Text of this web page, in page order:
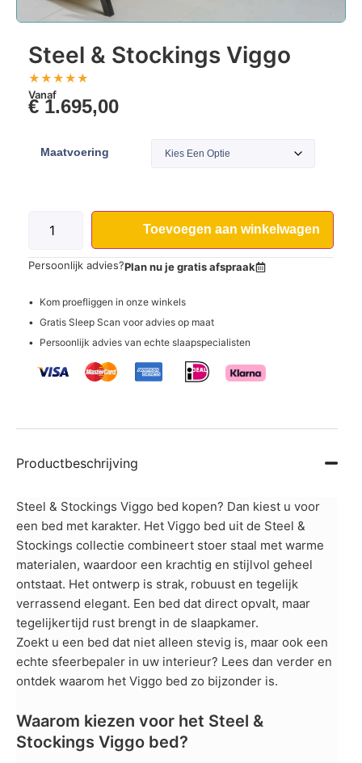
Steel & Stockings Viggo
★★★★★
Vanaf
€1.695,00
Maatvoering
Toevoegen aan winkelwagen
Persoonlijk advies?Plan nu je gratis afspraak
Kom proefliggen in onze winkels
Gratis Sleep Scan voor advies op maat
Persoonlijk advies van echte slaapspecialisten
Productbeschrijving
Steel & Stockings Viggo bed kopen? Dan kiest u voor
een bed met karakter. Het Viggo bed uit de Steel &
Stockings collectie combineert stoer staal met warme
materialen, waardoor een krachtig en stijlvol geheel
ontstaat. Het ontwerp is strak, robuust en tegelijk
verrassend elegant. Een bed dat direct opvalt, maar
tegelijkertijd rust brengt in de slaapkamer.
Zoekt u een bed dat niet alleen stevig is, maar ook een
echte sfeerbepaler in uw interieur? Lees dan verder en
ontdek waarom het Viggo bed zo bijzonder is.
Waarom kiezen voor het Steel &
Stockings Viggo bed?